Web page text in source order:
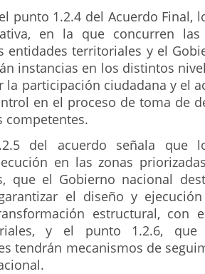
punto 1.2.4 del Acuerdo Final,
en la que concurren las
entidades territoriales y el
instancias en los distintos
la participación ciudadana y el
en el proceso de toma de
competentes.
del acuerdo señala que
en las zonas
que el Gobierno nacional
el diseño y
estructural, con
y el punto 1.2.6, que
tendrán mecanismos de